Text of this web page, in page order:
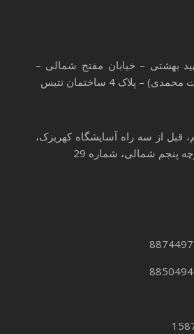
بهشتی – خیابان مفتح شمالی –
پلاک 4 ساختمان تتیس
قبل از سه راه آسایشگاه کهریزک،
پنجم شمالی، شماره 29